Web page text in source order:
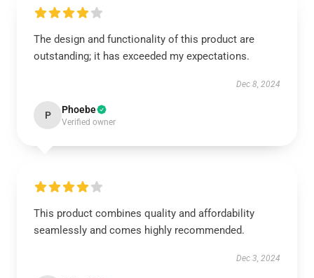
The design and functionality of this product are
outstanding; it has exceeded my expectations.
Dec 8, 2024
P Phoebe
Verified owner
This product combines quality and affordability
seamlessly and comes highly recommended.
Dec 3, 2024